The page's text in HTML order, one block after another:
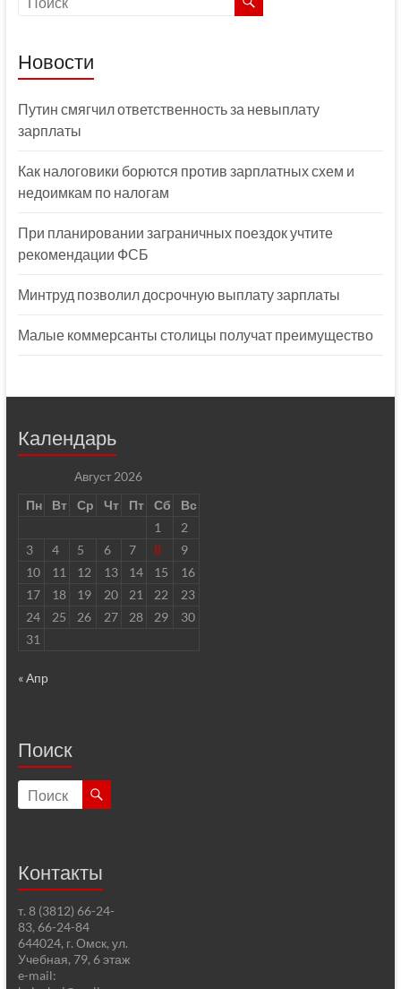
Новости
Путин смягчил ответственность за невыплату
зарплаты
Как налоговики борются против зарплатных схем и
недоимкам по налогам
При планировании заграничных поездок учтите
рекомендации ФСБ
Минтруд позволил досрочную выплату зарплаты
Малые коммерсанты столицы получат преимущество
Календарь
Август 2026
Пн
Вт Ср Чт Пт Сб
Вс
1
2
3
4 5 6 7 8
9
10
11 12 13 14 15
16
17
18 19 20 21 22
23
24
25 26 27 28 29
30
31
« Апр
Поиск
Контакты
т. 8 (3812) 66-24-
83, 66-24-84
644024, г. Омск, ул.
Учебная, 79, 6 этаж
e-mail: